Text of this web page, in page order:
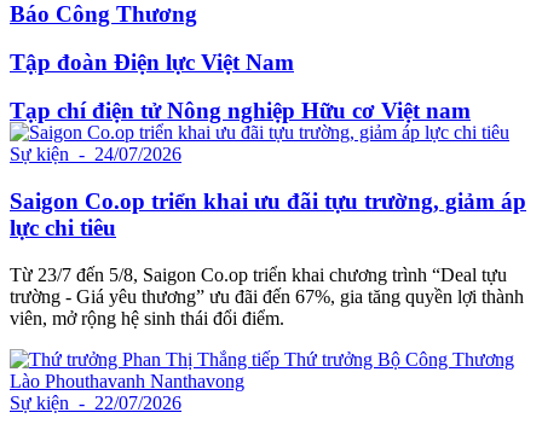
Báo Công Thương
Tập đoàn Điện lực Việt Nam
Tạp chí điện tử Nông nghiệp Hữu cơ Việt nam
Sự kiện - 24/07/2026
Saigon Co.op triển khai ưu đãi tựu trường, giảm áp
lực chi tiêu
Từ 23/7 đến 5/8, Saigon Co.op triển khai chương trình “Deal tựu
trường - Giá yêu thương” ưu đãi đến 67%, gia tăng quyền lợi thành
viên, mở rộng hệ sinh thái đổi điểm.
Sự kiện - 22/07/2026